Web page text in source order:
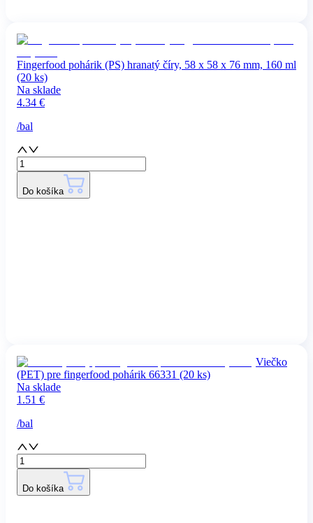
Fingerfood pohárik (PS) hranatý číry, 58 x 58 x 76 mm, 160 ml
(20 ks)
Na sklade
4.34 €
/bal
Do košíka
Viečko
(PET) pre fingerfood pohárik 66331 (20 ks)
Na sklade
1.51 €
/bal
Do košíka